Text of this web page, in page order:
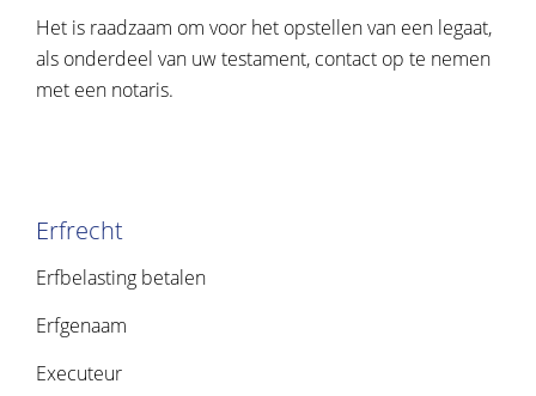
Het is raadzaam om voor het opstellen van een legaat,
als onderdeel van uw testament, contact op te nemen
met een notaris.
Erfrecht
Erfbelasting betalen
Erfgenaam
Executeur